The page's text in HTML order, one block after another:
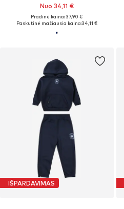
Nuo 34,11 €
Pradinė kaina: 37,90 €
Paskutinė mažiausia kaina:34,11 €
IŠPARDAVIMAS